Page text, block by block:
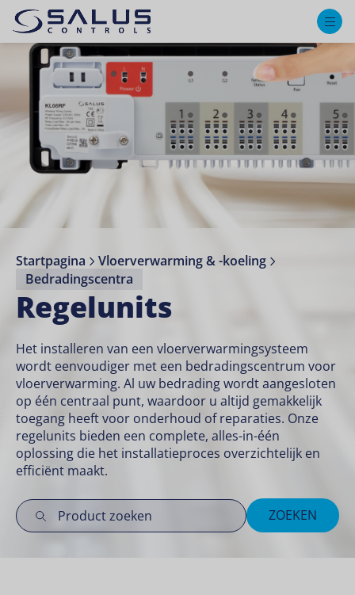
Startpagina
Vloerverwarming & -koeling
Bedradingscentra
Regelunits
Het installeren van een vloerverwarmingsysteem
wordt eenvoudiger met een bedradingscentrum voor
vloerverwarming. Al uw bedrading wordt aangesloten
op één centraal punt, waardoor u altijd gemakkelijk
toegang heeft voor onderhoud of reparaties. Onze
regelunits bieden een complete, alles-in-één
oplossing die het installatieproces overzichtelijk en
efficiënt maakt.
ZOEKEN